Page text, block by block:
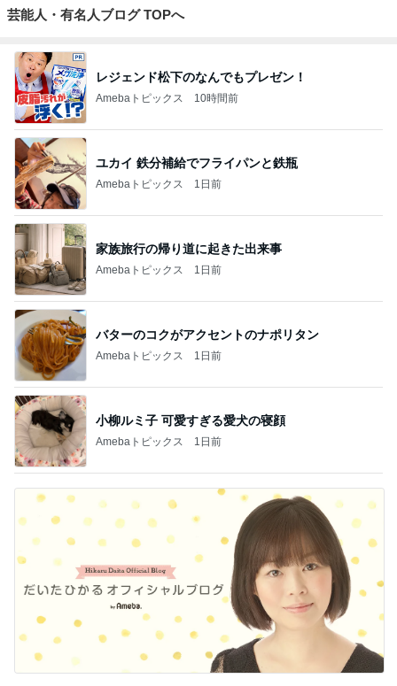
芸能人・有名人ブログ TOPへ
レジェンド松下のなんでもプレゼン！
Amebaトピックス 10時間前
ユカイ 鉄分補給でフライパンと鉄瓶
Amebaトピックス 1日前
家族旅行の帰り道に起きた出来事
Amebaトピックス 1日前
バターのコクがアクセントのナポリタン
Amebaトピックス 1日前
小柳ルミ子 可愛すぎる愛犬の寝顔
Amebaトピックス 1日前